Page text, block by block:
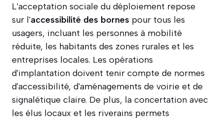
L'acceptation sociale du déploiement repose
sur l'accessibilité des bornes pour tous les
usagers, incluant les personnes à mobilité
réduite, les habitants des zones rurales et les
entreprises locales. Les opérations
d'implantation doivent tenir compte de normes
d'accessibilité, d'aménagements de voirie et de
signalétique claire. De plus, la concertation avec
les élus locaux et les riverains permets